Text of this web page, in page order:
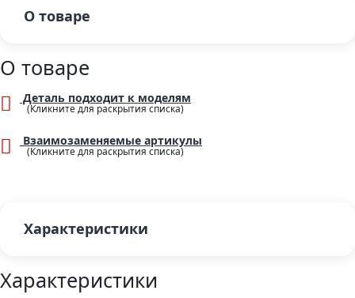
О товаре
О товаре
Деталь подходит к моделям
Взаимозаменяемые артикулы
Характеристики
Характеристики